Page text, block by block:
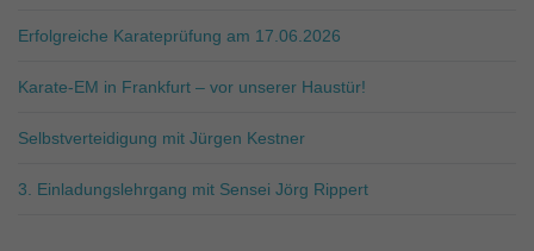
i
f
.
Erfolgreiche Karateprüfung am 17.06.2026
Karate-EM in Frankfurt – vor unserer Haustür!
Selbstverteidigung mit Jürgen Kestner
3. Einladungslehrgang mit Sensei Jörg Rippert